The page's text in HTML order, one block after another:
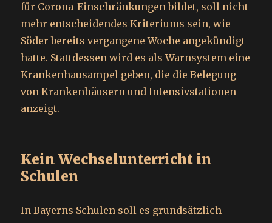
für Corona-Einschränkungen bildet, soll nicht
mehr entscheidendes Kriteriums sein, wie
Söder bereits vergangene Woche angekündigt
hatte. Stattdessen wird es als Warnsystem eine
Krankenhausampel geben, die die Belegung
von Krankenhäusern und Intensivstationen
anzeigt.
Kein Wechselunterricht in
Schulen
In Bayerns Schulen soll es grundsätzlich